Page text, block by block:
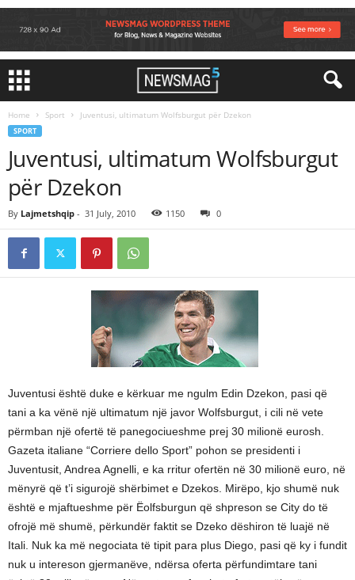
Home Sport Juventusi, ultimatum Wolfsburgut për Dzekon
SPORT
Juventusi, ultimatum Wolfsburgut
për Dzekon
By Lajmetshqip - 31 July, 2010 1150 0
Juventusi është duke e kërkuar me ngulm Edin Dzekon, pasi që
tani a ka vënë një ultimatum një javor Wolfsburgut, i cili në vete
përmban një ofertë të panegociueshme prej 30 milionë eurosh.
Gazeta italiane “Corriere dello Sport” pohon se presidenti i
Juventusit, Andrea Agnelli, e ka rritur ofertën në 30 milionë euro, në
mënyrë që t’i sigurojë shërbimet e Dzekos. Mirëpo, kjo shumë nuk
është e mjaftueshme për Ëolfsburgun që shpreson se City do të
ofrojë më shumë, përkundër faktit se Dzeko dëshiron të luajë në
Itali. Nuk ka më negociata të tipit para plus Diego, pasi që ky i fundit
nuk u intereson gjermanëve, ndërsa oferta përfundimtare tani